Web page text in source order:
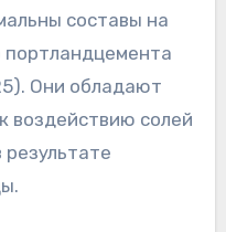
составы на
портландцемента
Они обладают
воздействию солей